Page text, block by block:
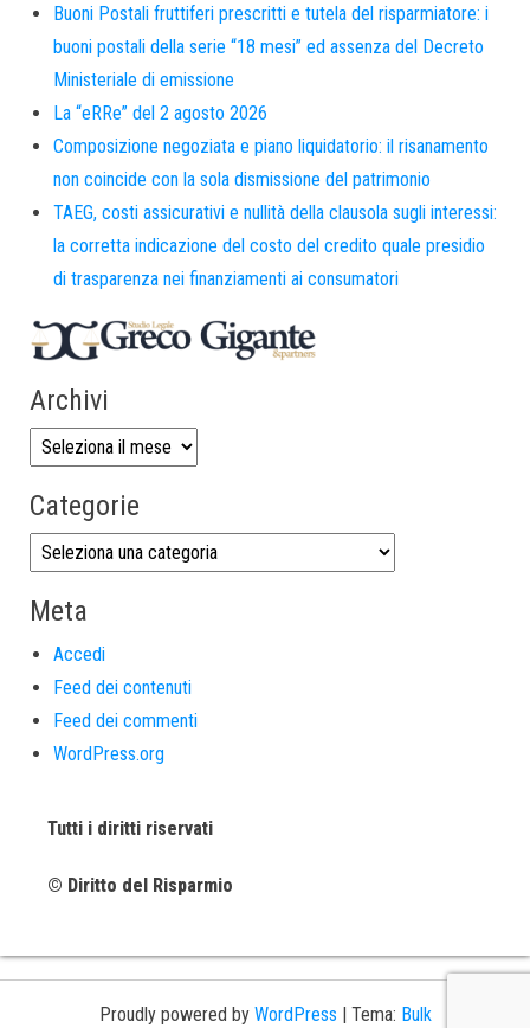
Buoni Postali fruttiferi prescritti e tutela del risparmiatore: i
buoni postali della serie “18 mesi” ed assenza del Decreto
Ministeriale di emissione
La “eRRe” del 2 agosto 2026
Composizione negoziata e piano liquidatorio: il risanamento
non coincide con la sola dismissione del patrimonio
TAEG, costi assicurativi e nullità della clausola sugli interessi:
la corretta indicazione del costo del credito quale presidio
di trasparenza nei finanziamenti ai consumatori
Archivi
Categorie
Meta
Accedi
Feed dei contenuti
Feed dei commenti
WordPress.org
Tutti i diritti riservati
© Diritto del Risparmio
Proudly powered by WordPress Tema: Bulk